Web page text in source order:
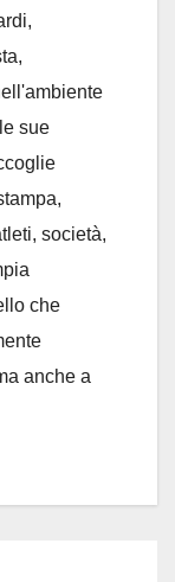
sue
società,
che
anche a